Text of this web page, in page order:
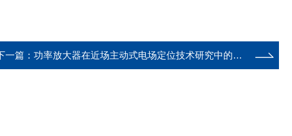
一篇： 功率放大器在近场主动式电场定位技术研究中的应用